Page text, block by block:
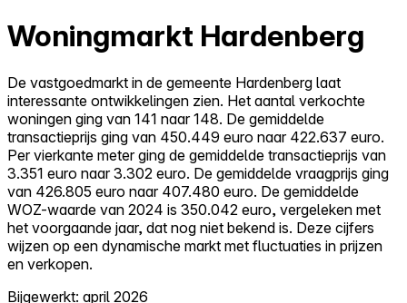
Woningmarkt Hardenberg
De vastgoedmarkt in de gemeente Hardenberg laat
interessante ontwikkelingen zien. Het aantal verkochte
woningen ging van 141 naar 148. De gemiddelde
transactieprijs ging van 450.449 euro naar 422.637 euro.
Per vierkante meter ging de gemiddelde transactieprijs van
3.351 euro naar 3.302 euro. De gemiddelde vraagprijs ging
van 426.805 euro naar 407.480 euro. De gemiddelde
WOZ-waarde van 2024 is 350.042 euro, vergeleken met
het voorgaande jaar, dat nog niet bekend is. Deze cijfers
wijzen op een dynamische markt met fluctuaties in prijzen
en verkopen.
Bijgewerkt: april 2026